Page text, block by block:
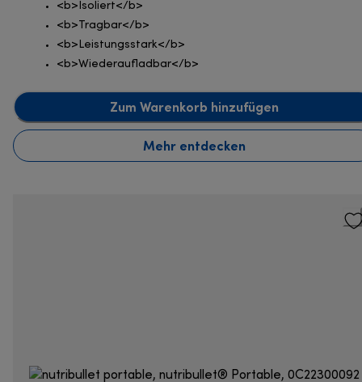
<b>Isoliert</b>
<b>Tragbar</b>
<b>Leistungsstark</b>
<b>Wiederaufladbar</b>
Zum Warenkorb hinzufügen
Mehr entdecken